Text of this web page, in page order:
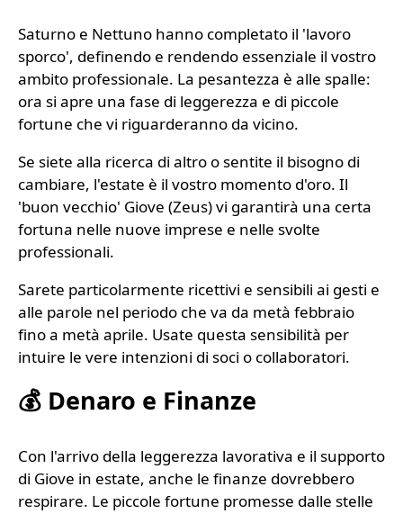
Saturno e Nettuno hanno completato il 'lavoro
sporco', definendo e rendendo essenziale il vostro
ambito professionale. La pesantezza è alle spalle:
ora si apre una fase di leggerezza e di piccole
fortune che vi riguarderanno da vicino.
Se siete alla ricerca di altro o sentite il bisogno di
cambiare, l'estate è il vostro momento d'oro. Il
'buon vecchio' Giove (Zeus) vi garantirà una certa
fortuna nelle nuove imprese e nelle svolte
professionali.
Sarete particolarmente ricettivi e sensibili ai gesti e
alle parole nel periodo che va da metà febbraio
fino a metà aprile. Usate questa sensibilità per
intuire le vere intenzioni di soci o collaboratori.
💰 Denaro e Finanze
Con l'arrivo della leggerezza lavorativa e il supporto
di Giove in estate, anche le finanze dovrebbero
respirare. Le piccole fortune promesse dalle stelle